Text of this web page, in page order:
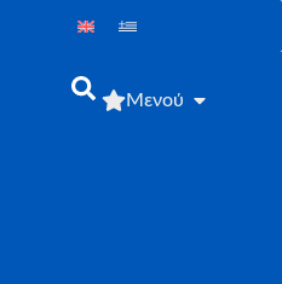
Μενού